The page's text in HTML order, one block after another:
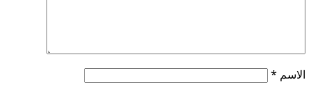
الاسم *